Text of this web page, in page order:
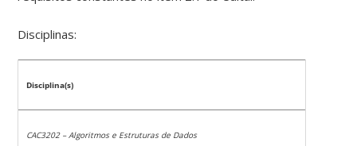
Disciplinas:
Disciplina(s)
CAC3202 – Algoritmos e Estruturas de Dados